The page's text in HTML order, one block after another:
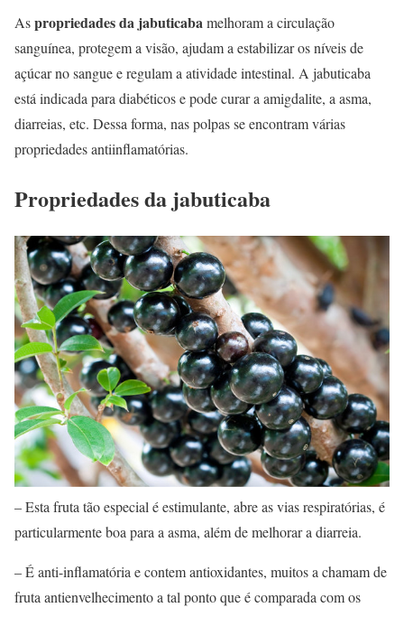
Aspropriedades da jabuticabamelhoram a circulação
sanguínea, protegem a visão, ajudam a estabilizar os níveis de
açúcar no sangue e regulam a atividade intestinal. A jabuticaba
está indicada para diabéticos e pode curar a amigdalite, a asma,
diarreias, etc. Dessa forma, nas polpas se encontram várias
propriedades antiinflamatórias.
Propriedades da jabuticaba
– Esta fruta tão especial é estimulante, abre as vias respiratórias, é
particularmente boa para a asma, além de melhorar a diarreia.
– É anti-inflamatória e contem antioxidantes, muitos a chamam de
fruta antienvelhecimento a tal ponto que é comparada com os